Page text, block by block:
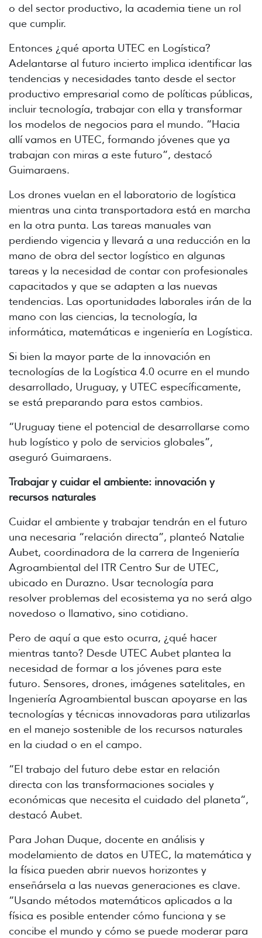
o del sector productivo, la academia tiene un rol
que cumplir.
Entonces ¿qué aporta UTEC en Logística?
Adelantarse al futuro incierto implica identificar las
tendencias y necesidades tanto desde el sector
productivo empresarial como de políticas públicas,
incluir tecnología, trabajar con ella y transformar
los modelos de negocios para el mundo. “Hacia
allí vamos en UTEC, formando jóvenes que ya
trabajan con miras a este futuro”, destacó
Guimaraens.
Los drones vuelan en el laboratorio de logística
mientras una cinta transportadora está en marcha
en la otra punta. Las tareas manuales van
perdiendo vigencia y llevará a una reducción en la
mano de obra del sector logístico en algunas
tareas y la necesidad de contar con profesionales
capacitados y que se adapten a las nuevas
tendencias. Las oportunidades laborales irán de la
mano con las ciencias, la tecnología, la
informática, matemáticas e ingeniería en Logística.
Si bien la mayor parte de la innovación en
tecnologías de la Logística 4.0 ocurre en el mundo
desarrollado, Uruguay, y UTEC específicamente,
se está preparando para estos cambios.
“Uruguay tiene el potencial de desarrollarse como
hub logístico y polo de servicios globales”,
aseguró Guimaraens.
Trabajar y cuidar el ambiente: innovación y
recursos naturales
Cuidar el ambiente y trabajar tendrán en el futuro
una necesaria “relación directa”, planteó Natalie
Aubet, coordinadora de la carrera de Ingeniería
Agroambiental del ITR Centro Sur de UTEC,
ubicado en Durazno. Usar tecnología para
resolver problemas del ecosistema ya no será algo
novedoso o llamativo, sino cotidiano.
Pero de aquí a que esto ocurra, ¿qué hacer
mientras tanto? Desde UTEC Aubet plantea la
necesidad de formar a los jóvenes para este
futuro. Sensores, drones, imágenes satelitales, en
Ingeniería Agroambiental buscan apoyarse en las
tecnologías y técnicas innovadoras para utilizarlas
en el manejo sostenible de los recursos naturales
en la ciudad o en el campo.
“El trabajo del futuro debe estar en relación
directa con las transformaciones sociales y
económicas que necesita el cuidado del planeta“,
destacó Aubet.
Para Johan Duque, docente en análisis y
modelamiento de datos en UTEC, la matemática y
la física pueden abrir nuevos horizontes y
enseñársela a las nuevas generaciones es clave.
“Usando métodos matemáticos aplicados a la
física es posible entender cómo funciona y se
concibe el mundo y cómo se puede moderar para